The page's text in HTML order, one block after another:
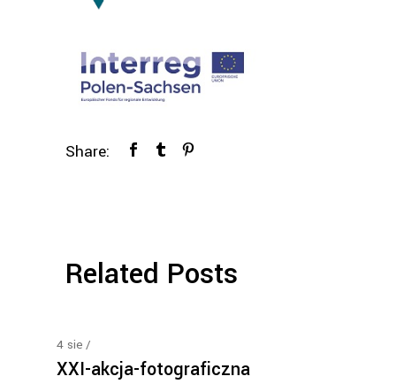
Share:
Related Posts
4 sie
XXI-akcja-fotograficzna